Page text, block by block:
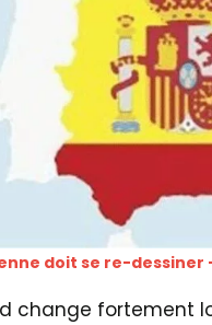
doit se re-
change fortement